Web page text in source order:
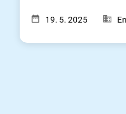
19. 5. 2025